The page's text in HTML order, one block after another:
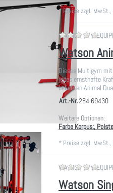
*Preise zzgl. MwSt.,
WATSON GYM Zu
Watson
Dieses Multigym
jedes ernsthafte
beliebten Animal
Art.-Nr.284.69430
Weitere Optionen:
Farbe Korpus:,
* Preise zzgl. MwSt.,
WATSON GYM Zu
Watson